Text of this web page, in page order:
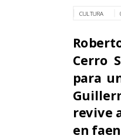
CULTURA
Cerro
para
revive
en